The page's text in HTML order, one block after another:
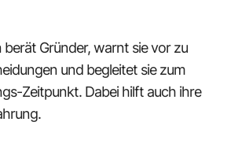
Gründer, warnt sie vor zu
und begleitet sie zum
Zeitpunkt. Dabei hilft auch ihre